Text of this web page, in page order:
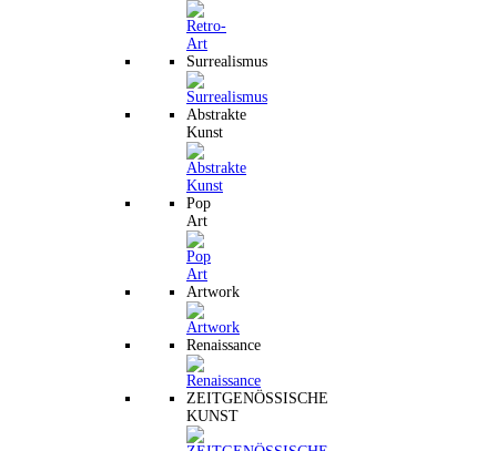
Surrealismus
Abstrakte
Kunst
Pop
Art
Artwork
Renaissance
ZEITGENÖSSISCHE
KUNST